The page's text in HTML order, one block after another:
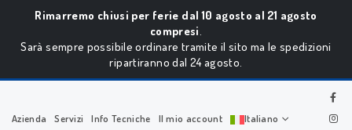
Rimarremo chiusi per ferie dal 10 agosto al 21 agosto
compresi.
Sarà sempre possibile ordinare tramite il sito ma le spedizioni
ripartiranno dal 24 agosto.
Azienda Servizi Info Tecniche Il mio account Italiano